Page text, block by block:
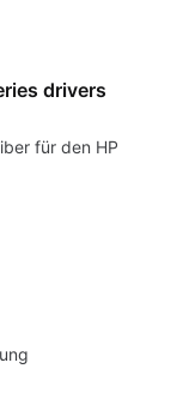
drivers
für den HP